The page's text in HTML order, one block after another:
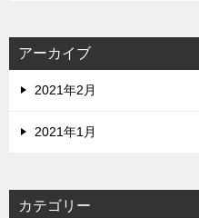
アーカイブ
2021年2月
2021年1月
カテゴリー